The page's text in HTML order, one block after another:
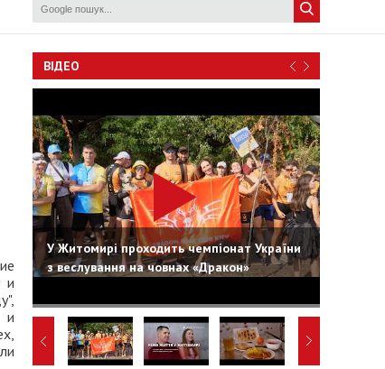
и
и
ВІДЕО
У Житомирі проходить чемпіонат України
з веслування на човнах «Дракон»